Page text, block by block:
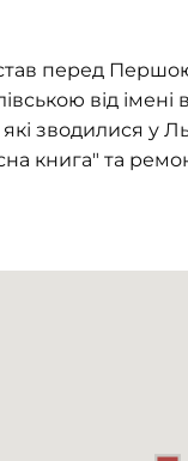
перед
від
зводилися у
книга" та